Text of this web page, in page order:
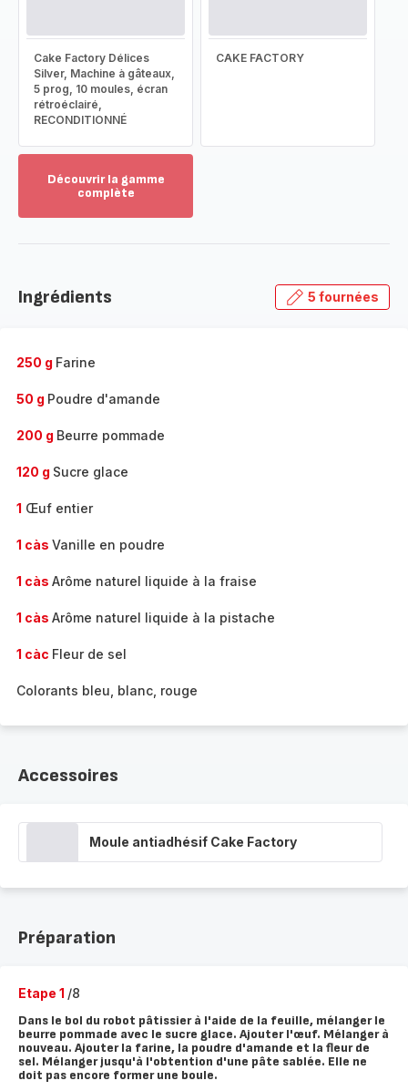
Cake Factory Délices
Silver, Machine à gâteaux,
5 prog, 10 moules, écran
rétroéclairé,
RECONDITIONNÉ
CAKE FACTORY
Découvrir la gamme
complète
gamme
Ingrédients 5 fournées
250 g Farine
50 g Poudre d'amande
200 g Beurre pommade
120 g Sucre glace
1 Œuf entier
1 càs Vanille en poudre
1 càs Arôme naturel liquide à la fraise
1 càs Arôme naturel liquide à la pistache
1 càc Fleur de sel
Colorants bleu, blanc, rouge
Accessoires
Moule antiadhésif Cake Factory
Préparation
Etape 1 /8
Dans le bol du robot pâtissier à l'aide de la feuille, mélanger le
beurre pommade avec le sucre glace. Ajouter l'œuf. Mélanger à
nouveau. Ajouter la farine, la poudre d'amande et la fleur de
sel. Mélanger jusqu'à l'obtention d'une pâte sablée. Elle ne
doit pas encore former une boule.